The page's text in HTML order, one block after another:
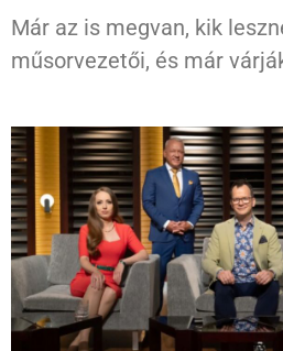
Már az is megvan, kik
műsorvezetői, és már